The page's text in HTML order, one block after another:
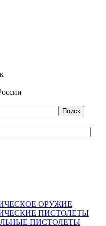
ОРУЖИЕ
ПИСТОЛЕТЫ
ПИСТОЛЕТЫ